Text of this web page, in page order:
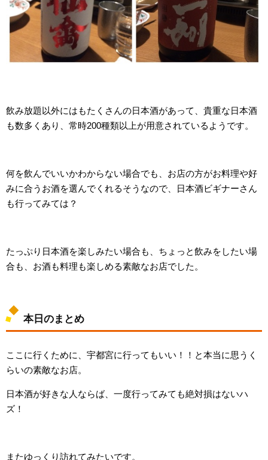
飲み放題以外にはもたくさんの日本酒があって、貴重な日本酒
も数多くあり、常時200種類以上が用意されているようです。
何を飲んでいいかわからない場合でも、お店の方がお料理や好
みに合うお酒を選んでくれるそうなので、日本酒ビギナーさん
も行ってみては？
たっぷり日本酒を楽しみたい場合も、ちょっと飲みをしたい場
合も、お酒も料理も楽しめる素敵なお店でした。
本日のまとめ
ここに行くために、宇都宮に行ってもいい！！と本当に思うく
らいの素敵なお店。
日本酒が好きな人ならば、一度行ってみても絶対損はないハ
ズ！
またゆっくり訪れてみたいです。